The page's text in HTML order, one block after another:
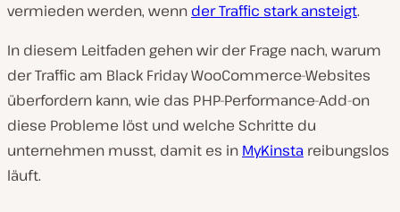
vermieden werden, wenn der Traffic stark ansteigt.
In diesem Leitfaden gehen wir der Frage nach, warum
der Traffic am Black Friday WooCommerce-Websites
überfordern kann, wie das PHP-Performance-Add-on
diese Probleme löst und welche Schritte du
unternehmen musst, damit es in MyKinsta reibungslos
läuft.